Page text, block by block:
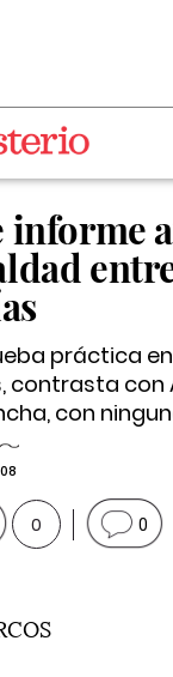
informe
práctica
contrasta con
con
0 0